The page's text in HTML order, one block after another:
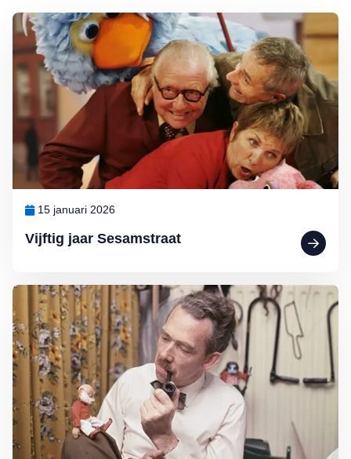
Vijftig jaar Sesamstraat
15 januari 2026
Lees meer over Vijftig jaar Sesamstraat
Lees meer over Tv van toen: Paulus de Boskabouter